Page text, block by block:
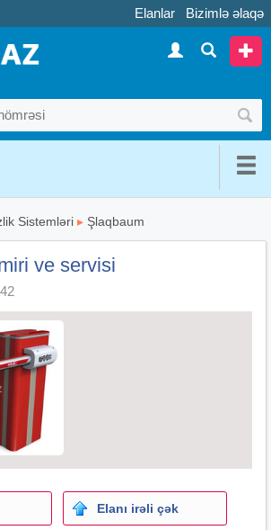
Elanlar Bizimlə əlaqə
Sistemləri ▸ Şlaqbaum
ve servisi
Elanı irəli çək